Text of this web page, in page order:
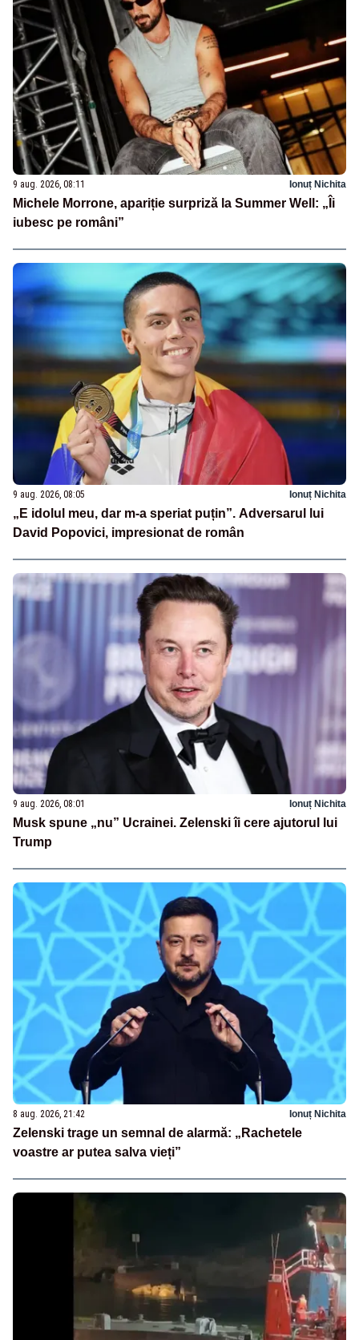
9 aug. 2026, 08:11 Ionuț Nichita
Michele Morrone, apariție surpriză la Summer Well: „Îi
iubesc pe români”
9 aug. 2026, 08:05 Ionuț Nichita
„E idolul meu, dar m-a speriat puțin”. Adversarul lui
David Popovici, impresionat de român
9 aug. 2026, 08:01 Ionuț Nichita
Musk spune „nu” Ucrainei. Zelenski îi cere ajutorul lui
Trump
8 aug. 2026, 21:42 Ionuț Nichita
Zelenski trage un semnal de alarmă: „Rachetele
voastre ar putea salva vieți”